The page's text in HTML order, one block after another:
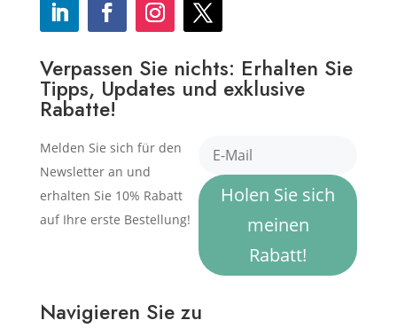
Verpassen Sie nichts: Erhalten Sie
Tipps, Updates und exklusive
Rabatte!
Melden Sie sich für den
Newsletter an und
erhalten Sie 10% Rabatt
auf Ihre erste Bestellung!
Holen Sie sich
meinen
Rabatt!
Navigieren Sie zu